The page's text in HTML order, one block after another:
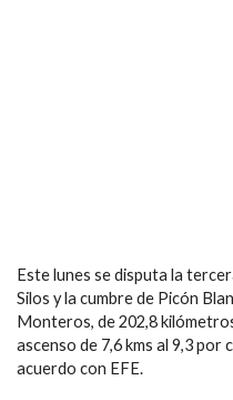
Este lunes se disputa la
Silos y la cumbre de Picón
Monteros, de 202,8
ascenso de 7,6 kms al 9,3 por
acuerdo con EFE.